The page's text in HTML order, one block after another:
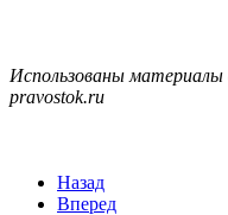
Использованы
pravostok.ru
Назад
Вперед